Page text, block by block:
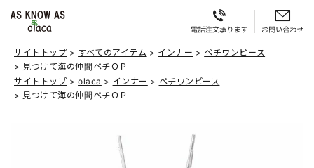
サイトトップ すべてのアイテム インナー
ペチワンピース
見つけて海の仲間ペチＯＰ
サイトトップ
olaca インナー
ペチワンピース
見つけて海の仲間ペチＯＰ